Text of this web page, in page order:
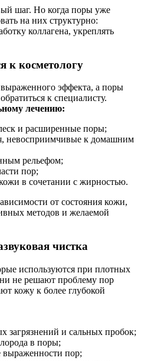
шаг. Но когда поры уже
на них структурно:
коллагена, укреплять
к косметологу
эффекта, а поры
к специалисту.
лечению:
и расширенные поры;
невосприимчивые к домашним
рельефом;
пор;
в сочетании с жирностью.
от состояния кожи,
методов и желаемой
чистка
используются при плотных
не решают проблему пор
кожу к более глубокой
загрязнений и сальных пробок;
в поры;
пор;